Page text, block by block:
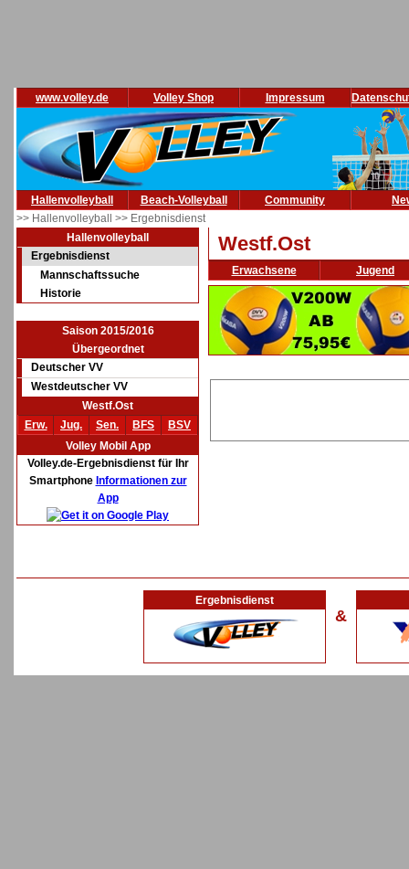
www.volley.de Volley Shop Impressum
Hallenvolleyball Beach-Volleyball Community
>> Hallenvolleyball >> Ergebnisdienst
Hallenvolleyball
Ergebnisdienst
Mannschaftssuche
Historie
Saison 2015/2016
Übergeordnet
Deutscher VV
Westdeutscher VV
Westf.Ost
Erw.
Jug. Sen. BFS
BSV
Volley Mobil App
Volley.de-Ergebnisdienst für Ihr
Smartphone Informationen zur
App
Westf.Ost
Erwachsene Jugend
Ergebnisdienst
&